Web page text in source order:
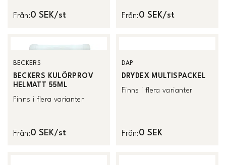
Från:0 SEK/st Från:0 SEK/st
BECKERS
BECKERS KULÖRPROV
HELMATT 55ML
Finns i flera varianter
Från:0 SEK/st
DAP
DRYDEX MULTISPACKEL
Finns i flera varianter
Från:0 SEK